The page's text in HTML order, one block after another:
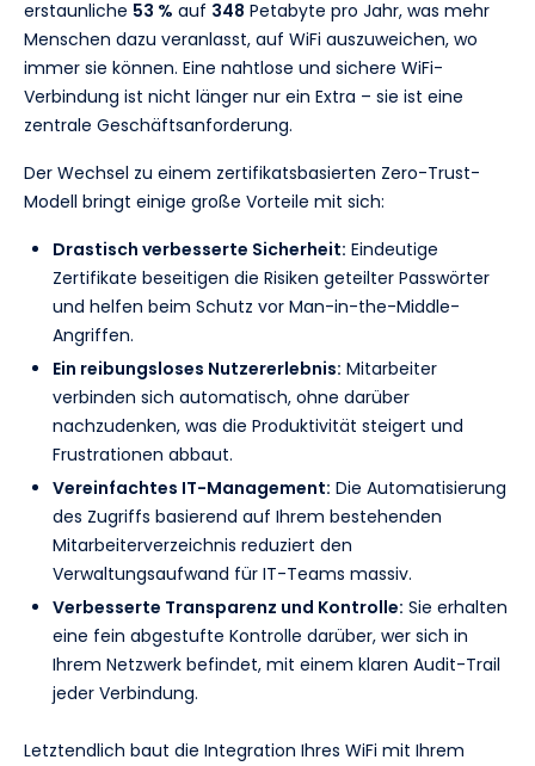
erstaunliche 53 % auf 348 Petabyte pro Jahr, was mehr
Menschen dazu veranlasst, auf WiFi auszuweichen, wo
immer sie können. Eine nahtlose und sichere WiFi-
Verbindung ist nicht länger nur ein Extra – sie ist eine
zentrale Geschäftsanforderung.
Der Wechsel zu einem zertifikatsbasierten Zero-Trust-
Modell bringt einige große Vorteile mit sich:
Drastisch verbesserte Sicherheit: Eindeutige
Zertifikate beseitigen die Risiken geteilter Passwörter
und helfen beim Schutz vor Man-in-the-Middle-
Angriffen.
Ein reibungsloses Nutzererlebnis: Mitarbeiter
verbinden sich automatisch, ohne darüber
nachzudenken, was die Produktivität steigert und
Frustrationen abbaut.
Vereinfachtes IT-Management: Die Automatisierung
des Zugriffs basierend auf Ihrem bestehenden
Mitarbeiterverzeichnis reduziert den
Verwaltungsaufwand für IT-Teams massiv.
Verbesserte Transparenz und Kontrolle: Sie erhalten
eine fein abgestufte Kontrolle darüber, wer sich in
Ihrem Netzwerk befindet, mit einem klaren Audit-Trail
jeder Verbindung.
Letztendlich baut die Integration Ihres WiFi mit Ihrem